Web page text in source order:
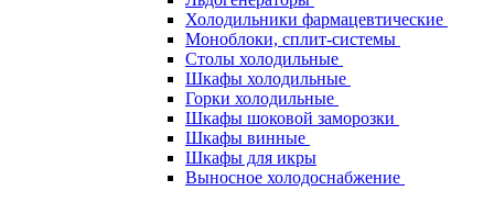
Холодильники фармацевтические
Моноблоки, сплит-системы
Столы холодильные
Шкафы холодильные
Горки холодильные
Шкафы шоковой заморозки
Шкафы винные
Шкафы для икры
Выносное холодоснабжение